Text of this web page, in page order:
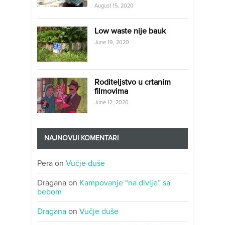
August 15, 2020
Low waste nije bauk
June 19, 2020
Roditeljstvo u crtanim
filmovima
June 12, 2020
NAJNOVIJI KOMENTARI
Pera on Vučje duše
Dragana on Kampovanje “na divlje” sa
bebom
Dragana on Vučje duše